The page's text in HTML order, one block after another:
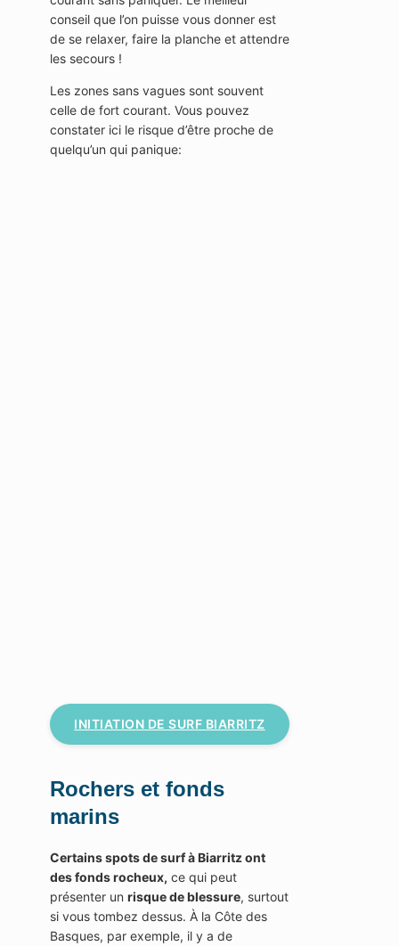
conseil que l’on puisse vous donner est
de se relaxer, faire la planche et attendre
les secours !
Les zones sans vagues sont souvent
celle de fort courant. Vous pouvez
constater ici le risque d’être proche de
quelqu’un qui panique:
INITIATION DE SURF BIARRITZ
Rochers et fonds
marins
Certains spots de surf à Biarritz ont
des fonds rocheux, ce qui peut
présenter un risque de blessure, surtout
si vous tombez dessus. À la Côte des
Basques, par exemple, il y a de